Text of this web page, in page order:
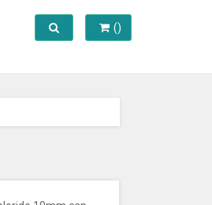
()
Toggle search